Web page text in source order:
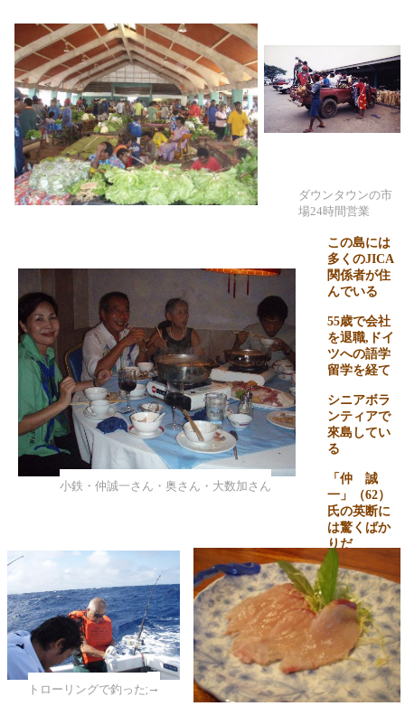
→
トローリングで釣った魚
小鉄・仲誠一さん・奥さん・大数加さん
ダウンタウンの市
場24時間営業
この島には
多くのJICA
関係者が住
んでいる
55歳で会社
を退職, ドイ
ツへの語学
留学を経て
シニアボラ
ンティアで
來島してい
る
「仲 誠
一」（62）
氏の英断に
は驚くばか
りだ
私には到底
マネの出来
ないことだ
今年の10月
で 2年の任期
を迎えるが
ヴァヌアツ